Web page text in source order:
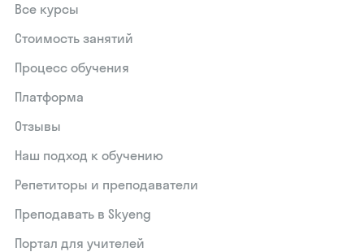
Все курсы
Стоимость занятий
Процесс обучения
Платформа
Отзывы
Наш подход к обучению
Репетиторы и преподаватели
Преподавать в Skyeng
Портал для учителей